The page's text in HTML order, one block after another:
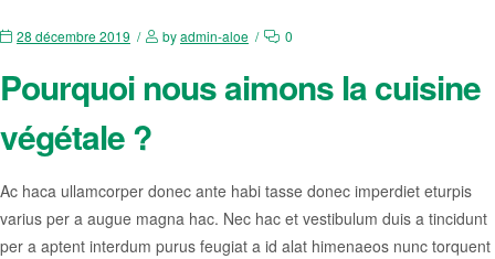
28 décembre 2019 byadmin-aloe 0
Pourquoi nous aimons la cuisine
végétale ?
Ac haca ullamcorper donec ante habi tasse donec imperdiet eturpis
varius per a augue magna hac. Nec hac et vestibulum duis a tincidunt
per a aptent interdum purus feugiat a id alat himenaeos nunc torquent